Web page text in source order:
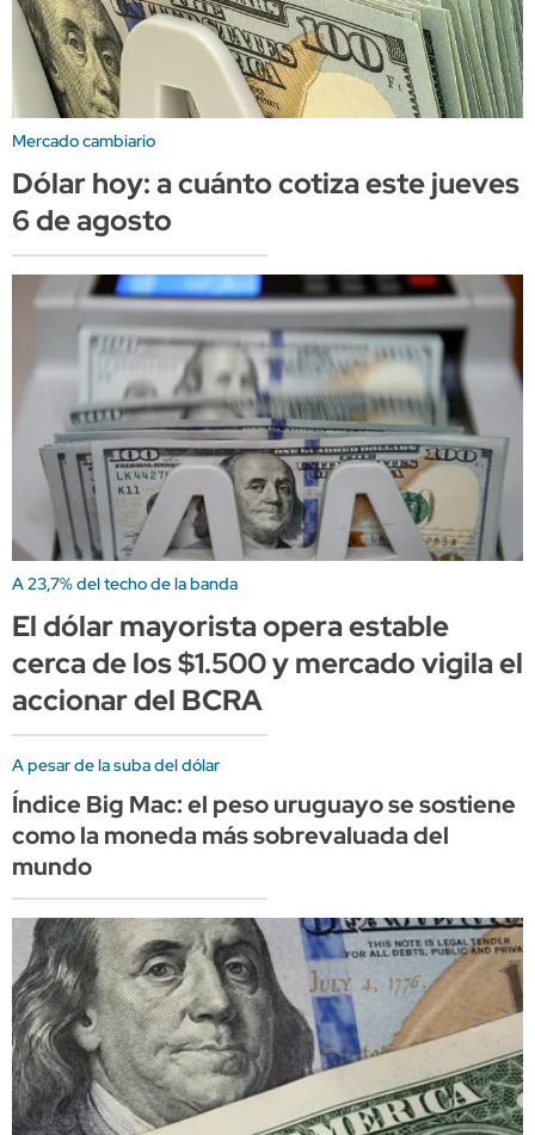
Mercado cambiario
Dólar hoy: a cuánto cotiza este jueves
6 de agosto
A 23,7% del techo de la banda
El dólar mayorista opera estable
cerca de los $1.500 y mercado vigila el
accionar del BCRA
A pesar de la suba del dólar
Índice Big Mac: el peso uruguayo se sostiene
como la moneda más sobrevaluada del
mundo